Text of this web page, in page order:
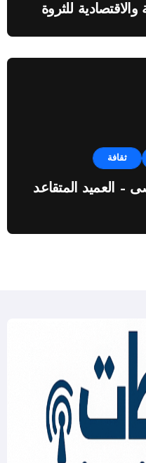
للثروة
ثقافة
– العميد المتقاعد